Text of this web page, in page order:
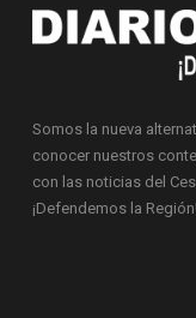
Somos la nueva
conocer nuestros
con las noticias del
¡Defendemos la Región!